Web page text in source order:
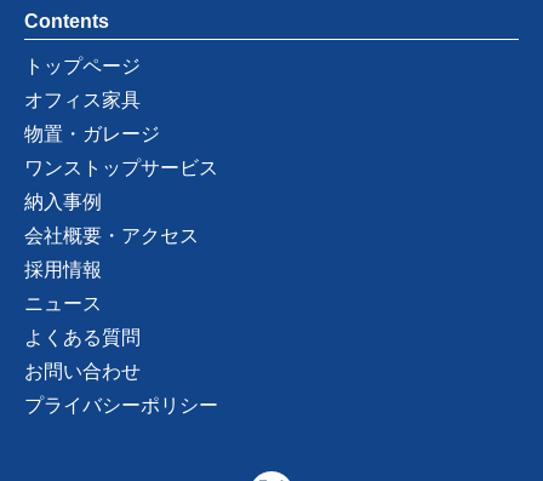
Contents
トップページ
オフィス家具
物置・ガレージ
ワンストップサービス
納入事例
会社概要・アクセス
採用情報
ニュース
よくある質問
お問い合わせ
プライバシーポリシー